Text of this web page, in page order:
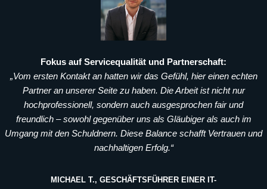
Fokus auf Servicequalität und Partnerschaft:
„Vom ersten Kontakt an hatten wir das Gefühl, hier einen echten
Partner an unserer Seite zu haben. Die Arbeit ist nicht nur
hochprofessionell, sondern auch ausgesprochen fair und
freundlich – sowohl gegenüber uns als Gläubiger als auch im
Umgang mit den Schuldnern. Diese Balance schafft Vertrauen und
nachhaltigen Erfolg.“
MICHAEL T., GESCHÄFTSFÜHRER EINER IT-